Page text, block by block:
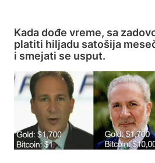
Kada dođe vreme, sa
platiti hiljadu satošija
i smejati se usput.